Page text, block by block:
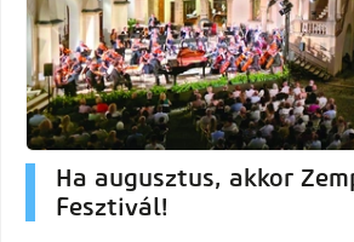
Ha augusztus, akkor
Fesztivál!